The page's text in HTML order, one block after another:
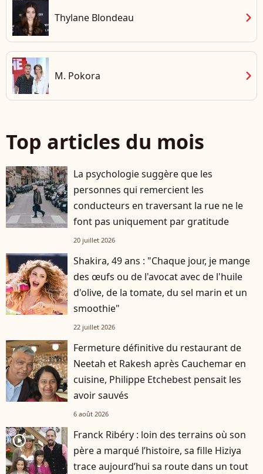
Thylane Blondeau chevron_right
M. Pokora chevron_right
Top articles du mois
La psychologie suggère que les
personnes qui remercient les
conducteurs en traversant la rue ne le
font pas uniquement par gratitude
20 juillet 2026
Shakira, 49 ans : "Chaque jour, je mange
des œufs ou de l'avocat avec de l'huile
d'olive, de la tomate, du sel marin et un
smoothie"
22 juillet 2026
Fermeture définitive du restaurant de
Neetah et Rakesh après Cauchemar en
cuisine, Philippe Etchebest pensait les
avoir sauvés
6 août 2026
player2
Franck Ribéry : loin des terrains où son
père a marqué l’histoire, sa fille Hiziya
trace aujourd’hui sa route dans un tout